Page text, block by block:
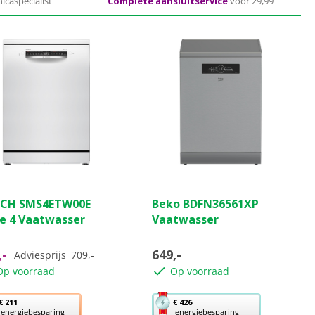
SMS4ETW00E
4 Vaatwasser
Adviesprijs 709,-
voorraad
211
energiebesparing
van
de
sterren.
Beko BDFN36561XP
Vaatwasser
649,-
Op voorraad
€ 426
energiebesparing
Met